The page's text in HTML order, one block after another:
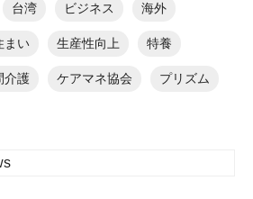
台湾 ビジネス 海外
まい 生産性向上 特養
介護 ケアマネ協会 プリズム